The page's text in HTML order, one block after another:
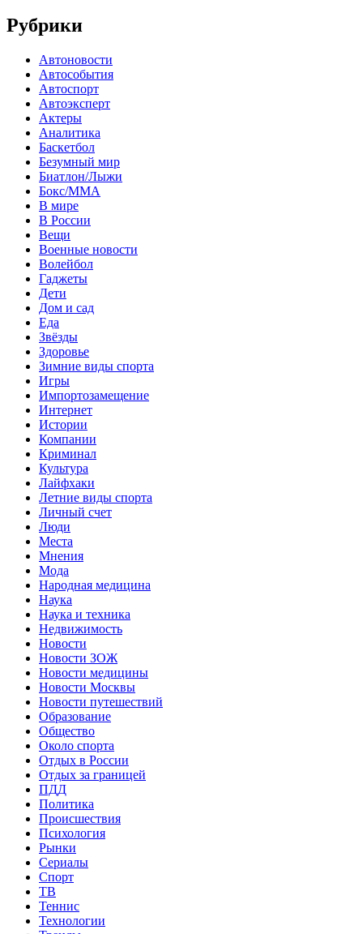
Рубрики
Автоновости
Автособытия
Автоспорт
Автоэксперт
Актеры
Аналитика
Баскетбол
Безумный мир
Биатлон/Лыжи
Бокс/MMA
В мире
В России
Вещи
Военные новости
Волейбол
Гаджеты
Дети
Дом и сад
Еда
Звёзды
Здоровье
Зимние виды спорта
Игры
Импортозамещение
Интернет
Истории
Компании
Криминал
Культура
Лайфхаки
Летние виды спорта
Личный счет
Люди
Места
Мнения
Мода
Народная медицина
Наука
Наука и техника
Недвижимость
Новости
Новости ЗОЖ
Новости медицины
Новости Москвы
Новости путешествий
Образование
Общество
Около спорта
Отдых в России
Отдых за границей
ПДД
Политика
Происшествия
Психология
Рынки
Сериалы
Спорт
ТВ
Теннис
Технологии